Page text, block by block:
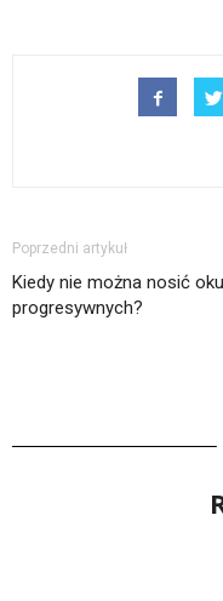
Poprzedni artykuł
Kiedy nie można nosić
progresywnych?